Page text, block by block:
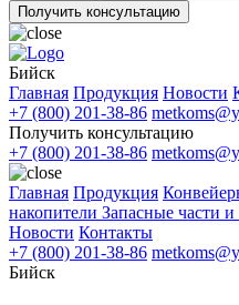
Получить консультацию
Бийск
Главная Продукция Новости
+7 (800) 201-38-86
Получить консультацию
+7 (800) 201-38-86
Главная Продукция
накопители Запасные части
Новости Контакты
+7 (800) 201-38-86
Бийск